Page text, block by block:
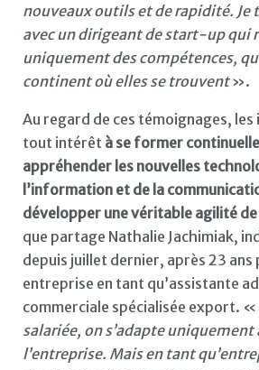
nouveaux outils et de rapidité. Je
avec un dirigeant de start-up qui
uniquement des compétences,
continent où elles se trouvent».
Au regard de ces témoignages,
tout intérêt à se former
appréhender les nouvelles
l’information et de la
développer une véritable agilité
que partage Nathalie Jachimiak,
depuis juillet dernier, après 23 ans
entreprise en tant qu’assistante
commerciale spécialisée export. «
salariée, on s’adapte
l’entreprise. Mais en tant